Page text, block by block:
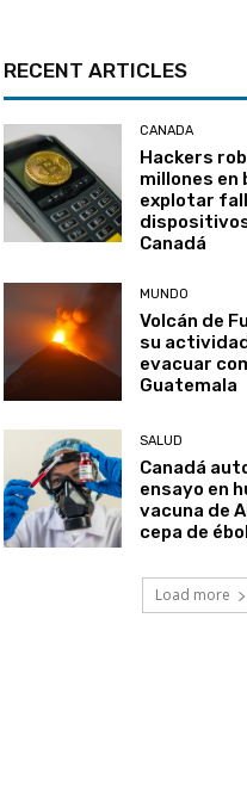
RECENT ARTICLES
CANADA
Hackers
millones
explotar
Canadá
MUNDO
Volcán de
su
evacuar
Guatemala
SALUD
Canadá
ensayo en
vacuna de
cepa de
Load more